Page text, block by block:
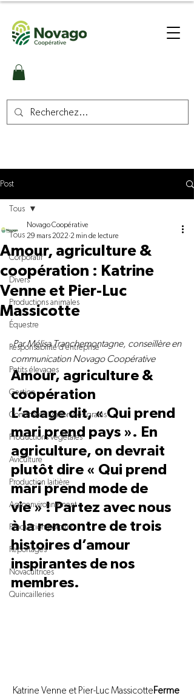
Post
Tous
Corporatif
Divers
Productions animales
Équestre
Responsabilité d'entreprise
Petits élevages
Gestion
Commercialisation des grains
Productions végétales
Aviculture
Production laitière
Agroenvironnement
Production porcine
Reportages
Novacultrices
Quincailleries
Tous
Amour, agriculture &
coopération : Katrine
Venne et Pier-Luc
Massicotte
Novago Coopérative
29 mars 2022 2 min de lecture
Par Mélisa Tranchemontagne, conseillère en
communication Novago Coopérative
Amour, agriculture &
coopération
L’adage dit, « Qui prend
mari prend pays ». En
agriculture, on devrait
plutôt dire « Qui prend
mari prend mode de
vie » ! Partez avec nous
à la rencontre de trois
histoires d’amour
inspirantes de nos
membres.
Katrine Venne et Pier-Luc MassicotteFerme